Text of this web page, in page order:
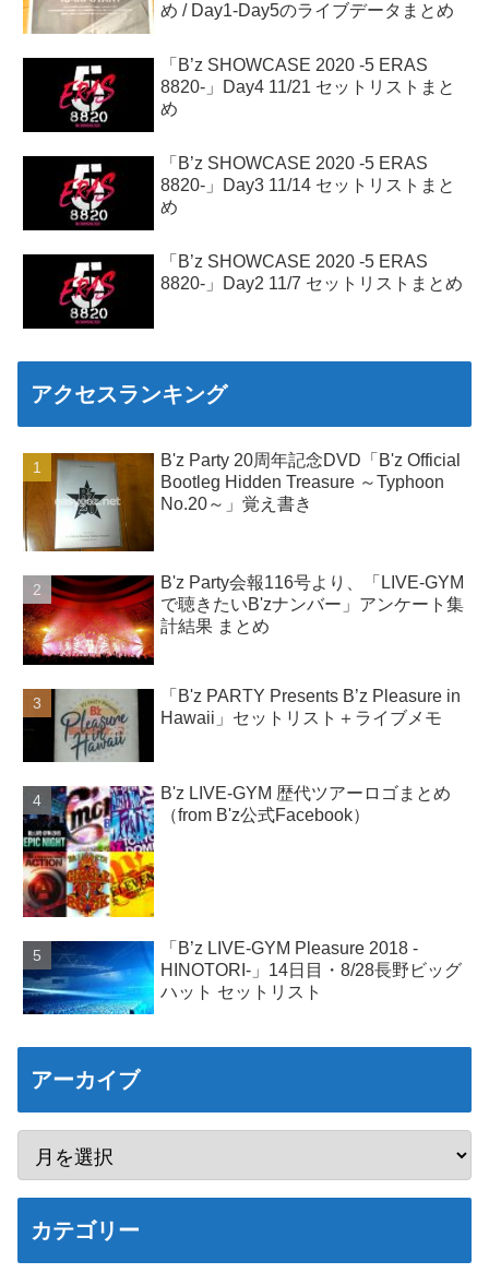
め / Day1-Day5のライブデータまとめ
「B’z SHOWCASE 2020 -5 ERAS
8820-」Day4 11/21 セットリストまと
め
「B’z SHOWCASE 2020 -5 ERAS
8820-」Day3 11/14 セットリストまと
め
「B’z SHOWCASE 2020 -5 ERAS
8820-」Day2 11/7 セットリストまとめ
アクセスランキング
B'z Party 20周年記念DVD「B'z Official
Bootleg Hidden Treasure ～Typhoon
No.20～」覚え書き
B'z Party会報116号より、「LIVE-GYM
で聴きたいB'zナンバー」アンケート集
計結果 まとめ
「B'z PARTY Presents B’z Pleasure in
Hawaii」セットリスト＋ライブメモ
B'z LIVE-GYM 歴代ツアーロゴまとめ
（from B'z公式Facebook）
「B’z LIVE-GYM Pleasure 2018 -
HINOTORI-」14日目・8/28長野ビッグ
ハット セットリスト
アーカイブ
カテゴリー